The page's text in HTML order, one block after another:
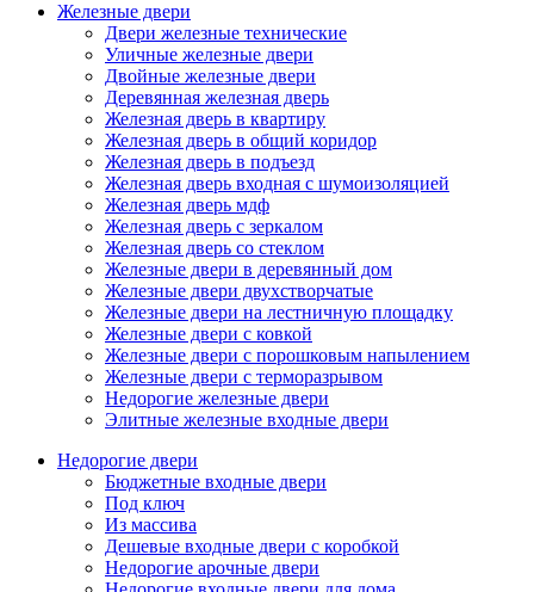
Железные двери
Двери железные технические
Уличные железные двери
Двойные железные двери
Деревянная железная дверь
Железная дверь в квартиру
Железная дверь в общий коридор
Железная дверь в подъезд
Железная дверь входная с шумоизоляцией
Железная дверь мдф
Железная дверь с зеркалом
Железная дверь со стеклом
Железные двери в деревянный дом
Железные двери двухстворчатые
Железные двери на лестничную площадку
Железные двери с ковкой
Железные двери с порошковым напылением
Железные двери с терморазрывом
Недорогие железные двери
Элитные железные входные двери
Недорогие двери
Бюджетные входные двери
Под ключ
Из массива
Дешевые входные двери с коробкой
Недорогие арочные двери